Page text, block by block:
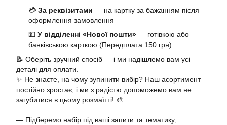
💳 За реквізитами — на картку за бажанням після
оформлення замовлення
💵 У відділенні «Нової пошти» — готівкою або
банківською карткою (Передплата 150 грн)
📝 Оберіть зручний спосіб — і ми надішлемо вам усі
деталі для оплати.
✨ Не знаєте, на чому зупинити вибір? Наш асортимент
постійно зростає, і ми з радістю допоможемо вам не
загубитися в цьому розмаїтті! 🎨
— Підберемо набір під ваші запити та тематику;